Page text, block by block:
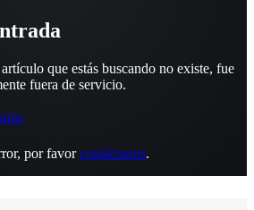
que estás buscando no existe, fue
fuera de servicio.
por favorcontáctanos.